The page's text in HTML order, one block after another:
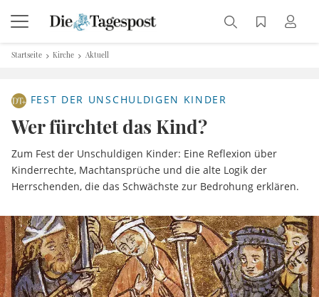
Startseite Kirche Aktuell
FEST DER UNSCHULDIGEN KINDER
Wer fürchtet das Kind?
Zum Fest der Unschuldigen Kinder: Eine Reflexion über
Kinderrechte, Machtansprüche und die alte Logik der
Herrschenden, die das Schwächste zur Bedrohung erklären.